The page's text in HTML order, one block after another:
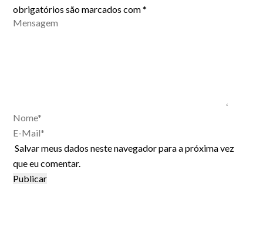
obrigatórios são marcados com*
Salvar meus dados neste navegador para a próxima vez
que eu comentar.